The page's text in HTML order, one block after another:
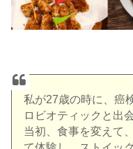
私が27歳の時に、癌
ロビオティックと出
当初、食事を変えて